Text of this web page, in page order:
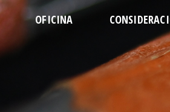
OFICINA
REGULACIONES
CITA